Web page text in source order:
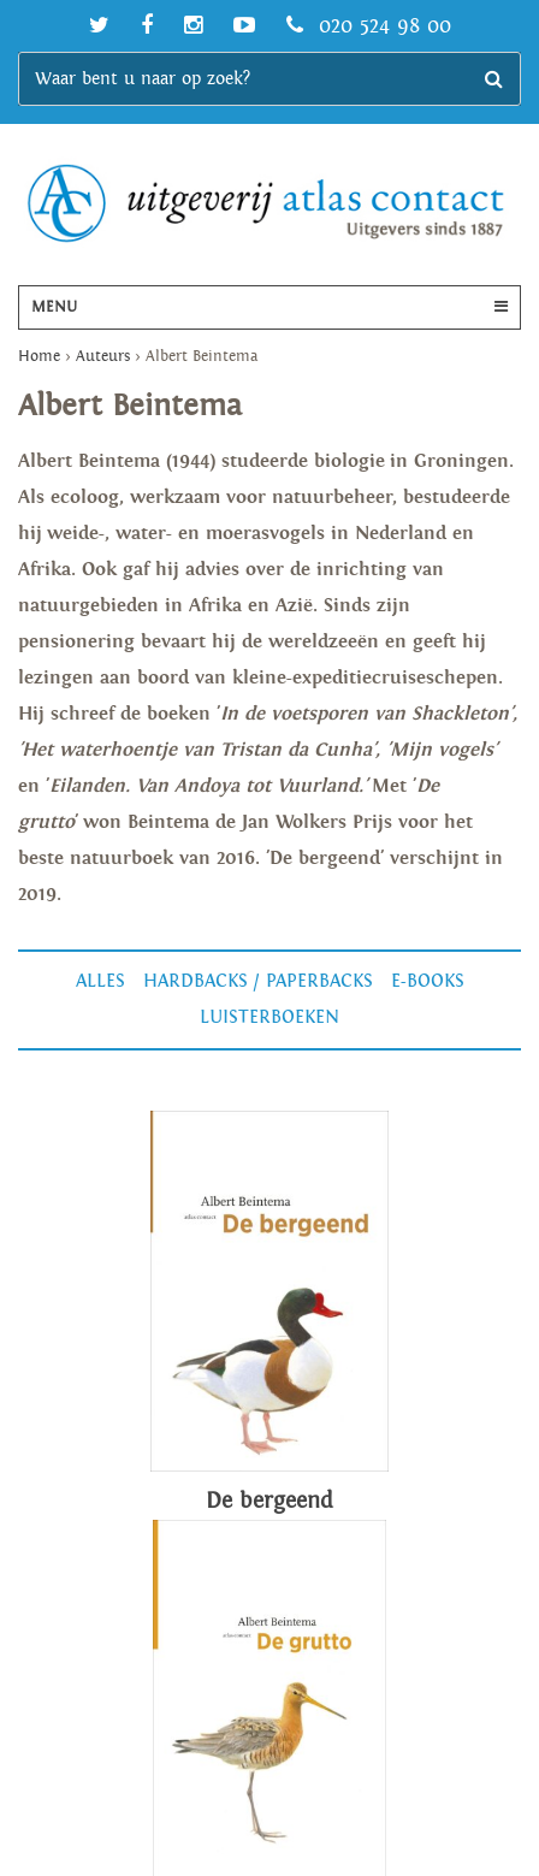
020 524 98 00
MENU
Home > Auteurs > Albert Beintema
Albert Beintema
Albert Beintema (1944) studeerde biologie in Groningen.
Als ecoloog, werkzaam voor natuurbeheer, bestudeerde
hij weide-, water- en moerasvogels in Nederland en
Afrika. Ook gaf hij advies over de inrichting van
natuurgebieden in Afrika en Azië. Sinds zijn
pensionering bevaart hij de wereldzeeën en geeft hij
lezingen aan boord van kleine-expeditiecruiseschepen.
Hij schreef de boeken 'In de voetsporen van Shackleton',
'Het waterhoentje van Tristan da Cunha', 'Mijn vogels'
en 'Eilanden. Van Andoya tot Vuurland.'Met 'De
grutto' won Beintema de Jan Wolkers Prijs voor het
beste natuurboek van 2016. 'De bergeend' verschijnt in
2019.
ALLES HARDBACKS / PAPERBACKS
E-BOOKS
LUISTERBOEKEN
De bergeend